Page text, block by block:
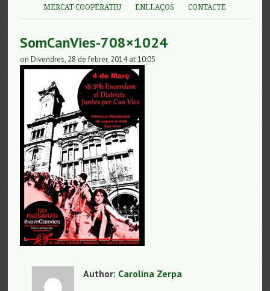
MERCAT COOPERATIU
ENLLAÇOS CONTACTE
SomCanVies-708×1024
on Divendres, 28 de febrer, 2014 at 10:05
Author: Carolina Zerpa